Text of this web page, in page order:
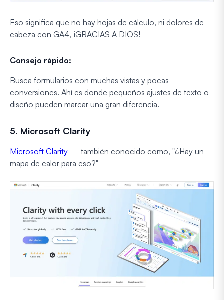
Eso significa que no hay hojas de cálculo, ni dolores de
cabeza con GA4, ¡GRACIAS A DIOS!
Consejo rápido:
Busca formularios con muchas vistas y pocas
conversiones. Ahí es donde pequeños ajustes de texto o
diseño pueden marcar una gran diferencia.
5. Microsoft Clarity
Microsoft Clarity — también conocido como, "¿Hay un
mapa de calor para eso?"